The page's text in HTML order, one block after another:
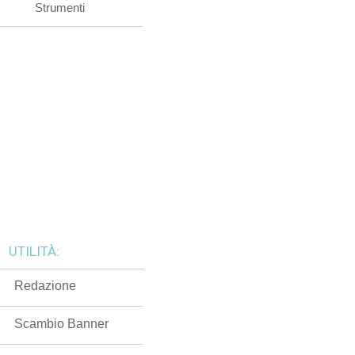
Strumenti
UTILITÀ:
Redazione
Scambio Banner